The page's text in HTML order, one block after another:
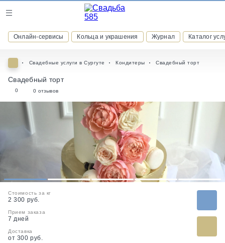
Онлайн-сервисы Кольца и украшения Журнал Каталог
ВСТУПАЙТЕ В КЛУБ ПРИВИЛЕГИЙ
присоединяйтесь к закрытому сообществу и получайте
скидки и бонусы за участие
РЕГИСТРАЦИЯ
Свадебные услуги в Сургуте Кондитеры Свадебный торт
Свадебный торт
0 0 отзывов
1 2 3 4 5
Стоимость за кг
2 300 руб.
Прием заказа
7 дней
Доставка
от 300 руб.